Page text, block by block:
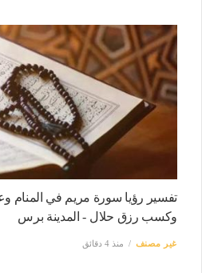
تفسير رؤيا سورة مريم في المنام
وكسب رزق حلال - المدينة برس
غير مصنف منذ 4 دقائق